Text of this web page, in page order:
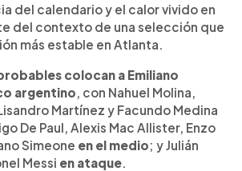
del calendario y el calor vivido en
del contexto de una selección que
más estable en Atlanta.
colocan a Emiliano
argentino, con Nahuel Molina,
Martínez y Facundo Medina
De Paul, Alexis Mac Allister, Enzo
Simeone en el medio; y Julián
Messi en ataque.